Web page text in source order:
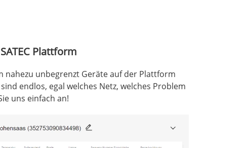
Plattform
nahezu unbegrenzt Geräte auf der Plattform
endlos, egal welches Netz, welches Problem
uns einfach an!